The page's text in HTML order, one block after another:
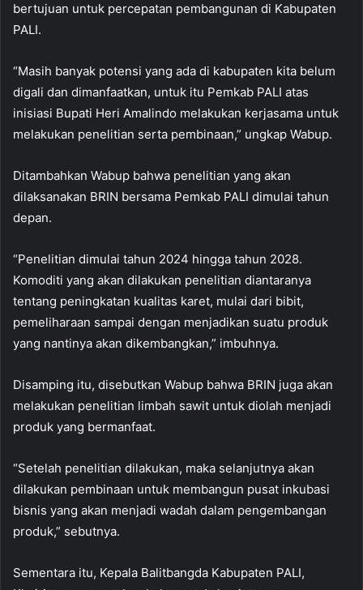
bertujuan untuk percepatan pembangunan di Kabupaten
PALI.
“Masih banyak potensi yang ada di kabupaten kita belum
digali dan dimanfaatkan, untuk itu Pemkab PALI atas
inisiasi Bupati Heri Amalindo melakukan kerjasama untuk
melakukan penelitian serta pembinaan,” ungkap Wabup.
Ditambahkan Wabup bahwa penelitian yang akan
dilaksanakan BRIN bersama Pemkab PALI dimulai tahun
depan.
“Penelitian dimulai tahun 2024 hingga tahun 2028.
Komoditi yang akan dilakukan penelitian diantaranya
tentang peningkatan kualitas karet, mulai dari bibit,
pemeliharaan sampai dengan menjadikan suatu produk
yang nantinya akan dikembangkan,” imbuhnya.
Disamping itu, disebutkan Wabup bahwa BRIN juga akan
melakukan penelitian limbah sawit untuk diolah menjadi
produk yang bermanfaat.
“Setelah penelitian dilakukan, maka selanjutnya akan
dilakukan pembinaan untuk membangun pusat inkubasi
bisnis yang akan menjadi wadah dalam pengembangan
produk,” sebutnya.
Sementara itu, Kepala Balitbangda Kabupaten PALI,